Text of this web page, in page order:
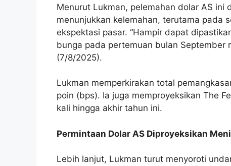
Menurut Lukman, pelemahan dolar AS
menunjukkan kelemahan, terutama pada
ekspektasi pasar. “Hampir dapat
bunga pada pertemuan bulan September
(7/8/2025).
Lukman memperkirakan total
poin (bps). Ia juga memproyeksikan The
kali hingga akhir tahun ini.
Permintaan Dolar AS Diproyeksikan
Lebih lanjut, Lukman turut menyoroti